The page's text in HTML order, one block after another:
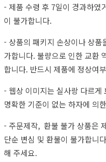
- 제품 수령 후 7일이 경과하였
이 불가합니다.
- 상품의 패키지 손상이나 상품
가합니다. 불량으로 인한 교환
합니다. 반드시 제품에 정상여
- 웹상 이미지는 실사랑 다르게
명확한 기준이 없는 하자에 의
- 주문제작, 환불 불가 상품은
단순 변심 및 환불이 불가합니
해 주세요.